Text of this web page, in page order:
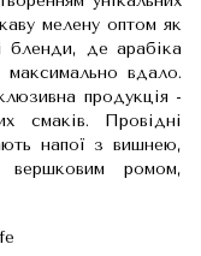
мелену оптом як
бленди, де арабіка
вдало.
продукція -
смаків. Провідні
напої з вишнею,
вершковим ромом,